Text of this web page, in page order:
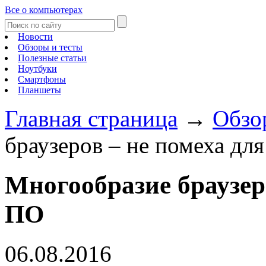
Все о компьютерах
Новости
Обзоры и тесты
Полезные статьи
Ноутбуки
Смартфоны
Планшеты
Главная страница →
браузеров – не помеха
Многообразие
ПО
06.08.2016